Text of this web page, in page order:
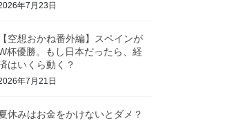
年7月23日
【空想おかね番外編】スペインが
杯優勝。もし日本だったら、経
はいくら動く？
年7月21日
休みはお金をかけないとダメ？